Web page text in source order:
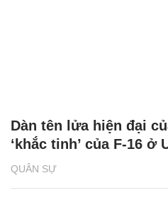
QUÂN SỰ
Dàn tên lửa hiện đại
‘khắc tinh’ của F-16 ở